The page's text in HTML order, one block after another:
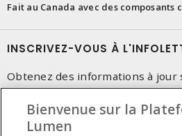
Fait au Canada avec des composants
INSCRIVEZ-VOUS À
Obtenez des informations à jour
Bienvenue sur la
Lumen